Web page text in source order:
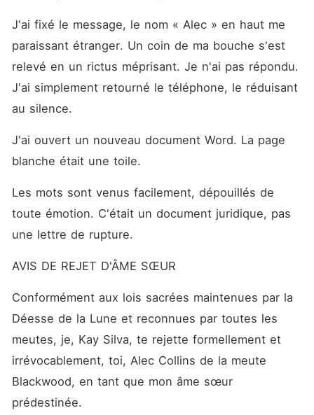
J'ai fixé le message, le nom « Alec » en haut me
paraissant étranger. Un coin de ma bouche s'est
relevé en un rictus méprisant. Je n'ai pas répondu.
J'ai simplement retourné le téléphone, le réduisant
au silence.
J'ai ouvert un nouveau document Word. La page
blanche était une toile.
Les mots sont venus facilement, dépouillés de
toute émotion. C'était un document juridique, pas
une lettre de rupture.
AVIS DE REJET D'ÂME SŒUR
Conformément aux lois sacrées maintenues par la
Déesse de la Lune et reconnues par toutes les
meutes, je, Kay Silva, te rejette formellement et
irrévocablement, toi, Alec Collins de la meute
Blackwood, en tant que mon âme sœur
prédestinée.